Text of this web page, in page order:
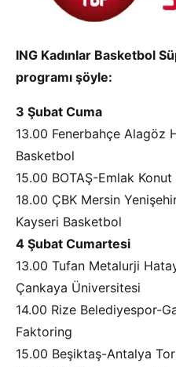
ING Kadınlar Basketbol
programı şöyle:
3 Şubat Cuma
13.00 Fenerbahçe Alagöz
Basketbol
15.00 BOTAŞ-Emlak Konut
18.00 ÇBK Mersin
Kayseri Basketbol
4 Şubat Cumartesi
13.00 Tufan Metalurji
Çankaya Üniversitesi
14.00 Rize Belediyespor-
Faktoring
15.00 Beşiktaş-Antalya